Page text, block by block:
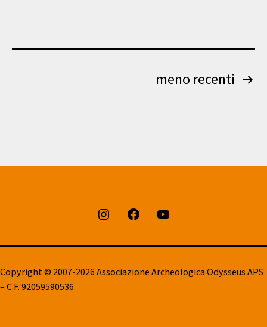
meno recenti
Instagram Facebook
Copyright © 2007-2026 Associazione Archeologica Odysseus APS
– C.F. 92059590536